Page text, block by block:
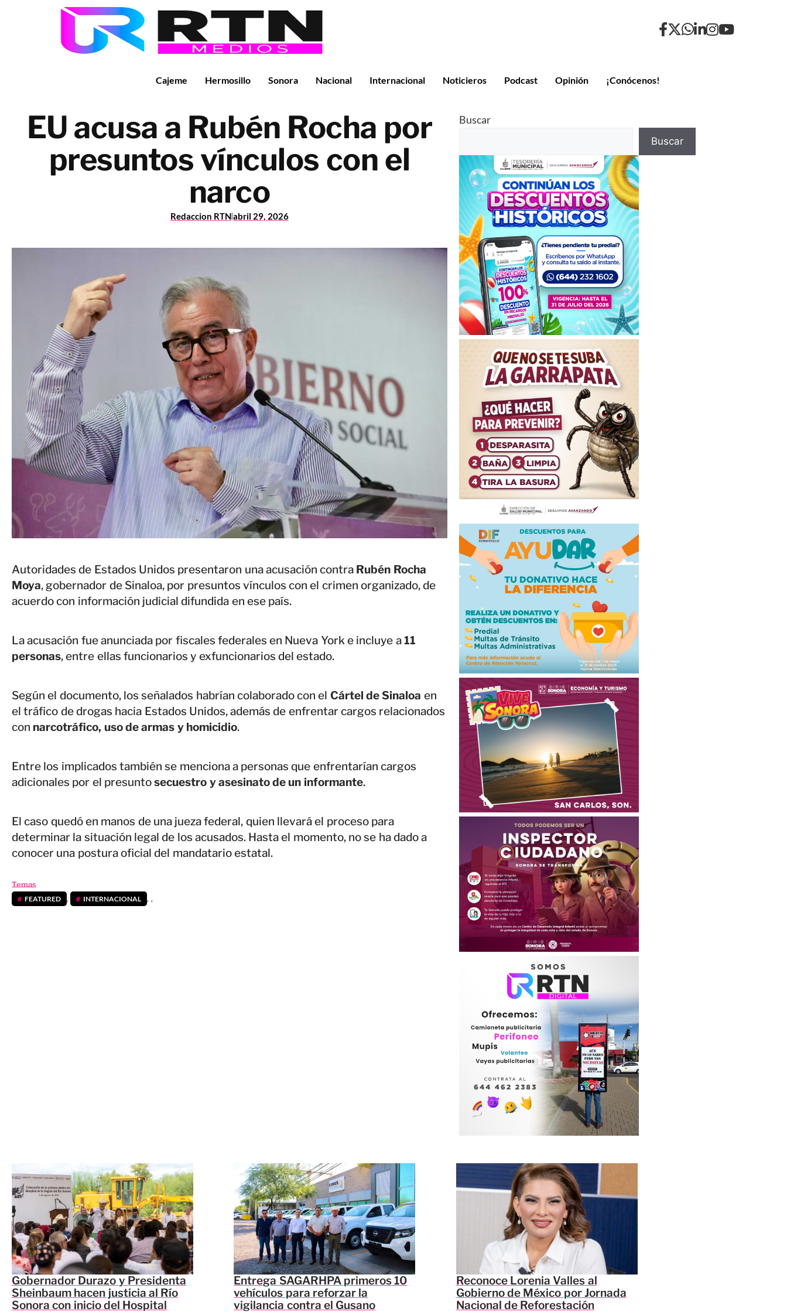
Cajeme Hermosillo Sonora Nacional Internacional Noticieros Podcast Opinión ¡Conócenos!
EU acusa a Rubén Rocha por
presuntos vínculos con el
narco
Redaccion RTNabril 29, 2026
Autoridades de Estados Unidos presentaron una acusación contra Rubén Rocha
Moya, gobernador de Sinaloa, por presuntos vínculos con el crimen organizado, de
acuerdo con información judicial difundida en ese país.
La acusación fue anunciada por fiscales federales en Nueva York e incluye a11
personas, entre ellas funcionarios y exfuncionarios del estado.
Según el documento, los señalados habrían colaborado con el Cártel de Sinaloa en
el tráfico de drogas hacia Estados Unidos, además de enfrentar cargos relacionados
con narcotráfico, uso de armas y homicidio.
Entre los implicados también se menciona a personas que enfrentarían cargos
adicionales por el presuntosecuestro y asesinato de un informante.
El caso quedó en manos de una jueza federal, quien llevará el proceso para
determinar la situación legal de los acusados. Hasta el momento, no se ha dado a
conocer una postura oficial del mandatario estatal.
Temas
FEATURED , INTERNACIONAL , ,
Buscar
Buscar
Gobernador Durazo y Presidenta
Sheinbaum hacen justicia al Río
Sonora con inicio del Hospital
Entrega SAGARHPA primeros 10
vehículos para reforzar la
vigilancia contra el Gusano
Reconoce Lorenia Valles al
Gobierno de México por Jornada
Nacional de Reforestación